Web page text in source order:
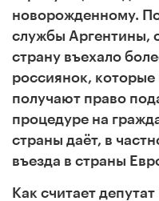
новорожденному.
службы Аргентины,
страну въехало
россиянок,
получают право
процедуре на
страны даёт, в
въезда в страны
Как считает